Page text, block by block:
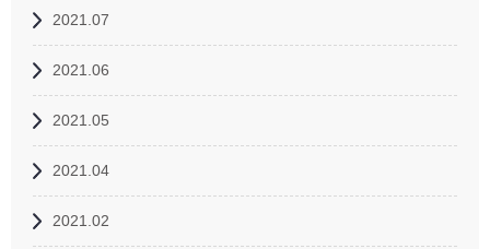
2021.07
2021.06
2021.05
2021.04
2021.02